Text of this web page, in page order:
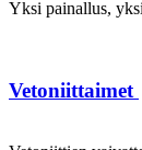
Yksi painallus,
Vetoniittaimet